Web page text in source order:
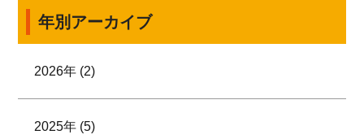
年別アーカイブ
2026年 (2)
2025年 (5)